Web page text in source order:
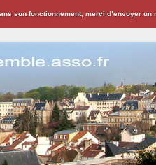
son fonctionnement, merci d’envoyer un